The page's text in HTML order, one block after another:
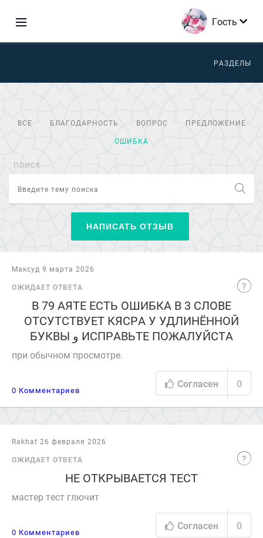
Гость
РАЗДЕЛЫ
ВСЕ БЛАГОДАРНОСТЬ ВОПРОС
ПРЕДЛОЖЕНИЕ
ОШИБКА
ПОИСК
НАПИСАТЬ ОТЗЫВ
Максуд 9 марта 2026
ОЖИДАЕТ ОТВЕТА
В 79 АЯТЕ ЕСТЬ ОШИБКА В 3 СЛОВЕ
ОТСУТСТВУЕТ КЯСРА У УДЛИНЁННОЙ
БУКВЫ و ИСПРАВЬТЕ ПОЖАЛУЙСТА
при обычном просмотре.
0 Комментариев
Согласен 0
Rakhat 26 февраля 2026
ОЖИДАЕТ ОТВЕТА
НЕ ОТКРЫВАЕТСЯ ТЕСТ
мастер тест глючит
0 Комментариев
Согласен 0